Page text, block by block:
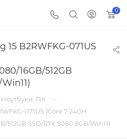
0
15 B2RWFKG-071US
16GB/512GB
Ноутбуки, ПК —
071US (Core 7 240H
512GB SSD/RTX 5060 8GB/Win11)